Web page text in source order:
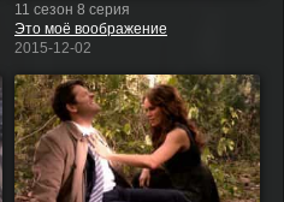
11 сезон 8 серия
Это моё воображение
2015-12-02